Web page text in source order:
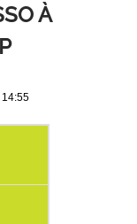
À